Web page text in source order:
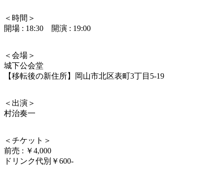
＜時間＞
開場 : 18:30 開演 : 19:00
＜会場＞
城下公会堂
【移転後の新住所】岡山市北区表町3丁目5-19
＜出演＞
村治奏一
＜チケット＞
前売 : ￥4,000
ドリンク代別￥600-